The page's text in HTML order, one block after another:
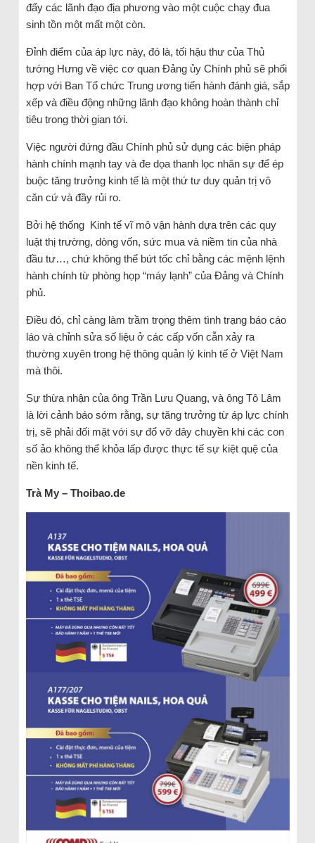
đẩy các lãnh đạo địa phương vào một cuộc chạy đua
sinh tồn một mất một còn.
Đỉnh điểm của áp lực này, đó là, tối hậu thư của Thủ
tướng Hưng về việc cơ quan Đảng ủy Chính phủ sẽ phối
hợp với Ban Tổ chức Trung ương tiến hành đánh giá, sắp
xếp và điều động những lãnh đạo không hoàn thành chỉ
tiêu trong thời gian tới.
Việc người đứng đầu Chính phủ sử dụng các biện pháp
hành chính mạnh tay và đe dọa thanh lọc nhân sự để ép
buộc tăng trưởng kinh tế là một thứ tư duy quản trị vô
căn cứ và đầy rủi ro.
Bởi hệ thống Kinh tế vĩ mô vận hành dựa trên các quy
luật thị trường, dòng vốn, sức mua và niềm tin của nhà
đầu tư…, chứ không thể bứt tốc chỉ bằng các mệnh lệnh
hành chính từ phòng họp “máy lạnh” của Đảng và Chính
phủ.
Điều đó, chỉ càng làm trầm trọng thêm tình trạng báo cáo
láo và chỉnh sửa số liệu ở các cấp vốn cẫn xảy ra
thường xuyên trong hệ thông quản lý kinh tế ở Việt Nam
mà thôi.
Sự thừa nhận của ông Trần Lưu Quang, và ông Tô Lâm
là lời cảnh báo sớm rằng, sự tăng trưởng từ áp lực chính
trị, sẽ phải đối mặt với sự đổ vỡ dây chuyền khi các con
số ảo không thể khỏa lấp được thực tế sự kiệt quệ của
nền kinh tế.
Trà My – Thoibao.de